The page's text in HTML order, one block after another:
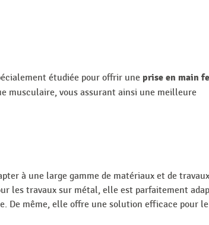
étudiée pour offrir une prise en main
musculaire, vous assurant ainsi une meilleure
à une large gamme de matériaux et de
les travaux sur métal, elle est parfaitement
De même, elle offre une solution efficace pour le